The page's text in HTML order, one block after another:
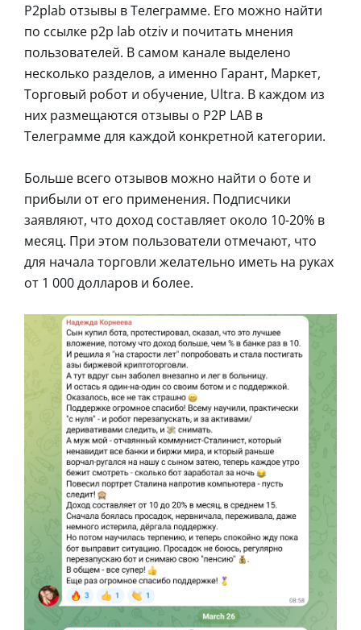
P2plab отзывы в Телеграмме. Его можно найти
по ссылке p2p lab otziv и почитать мнения
пользователей. В самом канале выделено
несколько разделов, а именно Гарант, Маркет,
Торговый робот и обучение, Ultra. В каждом из
них размещаются отзывы о P2P LAB в
Телеграмме для каждой конкретной категории.
Больше всего отзывов можно найти о боте и
прибыли от его применения. Подписчики
заявляют, что доход составляет около 10-20% в
месяц. При этом пользователи отмечают, что
для начала торговли желательно иметь на руках
от 1 000 долларов и более.